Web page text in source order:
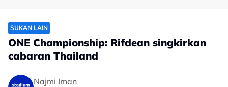
SUKAN LAIN
ONE Championship: Rifdean singkirkan
cabaran Thailand
Najmi Iman